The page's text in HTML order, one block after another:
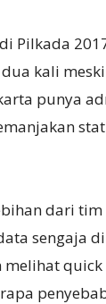
Pilkada
kali
punya
dari
sengaja
melihat